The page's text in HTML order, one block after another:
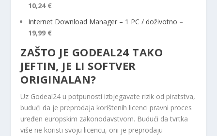
10,24 €
Internet Download Manager – 1 PC / doživotno –
19,99 €
ZAŠTO JE GODEAL24 TAKO
JEFTIN, JE LI SOFTVER
ORIGINALAN?
Uz Godeal24 u potpunosti izbjegavate rizik od piratstva,
budući da je preprodaja korištenih licenci pravni proces
uređen europskim zakonodavstvom. Budući da tvrtka
više ne koristi svoju licencu, oni je preprodaju